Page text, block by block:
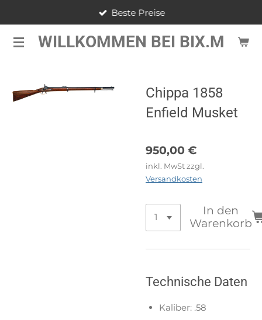
springenWILLKOMMEN BEI BIX.M
Beste Preise
Chippa 1858
Enfield Musket
950,00 €
inkl. MwSt zzgl.
Versandkosten
In den
Warenkorb
Technische Daten
Kaliber: .58